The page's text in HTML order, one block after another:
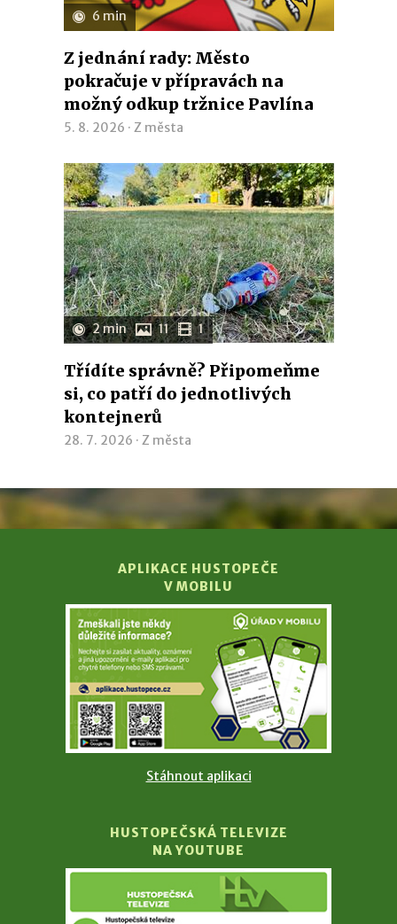
6 min
Z jednání rady: Město
pokračuje v přípravách na
možný odkup tržnice Pavlína
5. 8. 2026 · Z města
2 min 11 1
Třídíte správně? Připomeňme
si, co patří do jednotlivých
kontejnerů
28. 7. 2026 · Z města
APLIKACE HUSTOPEČE
V MOBILU
Stáhnout aplikaci
HUSTOPEČSKÁ TELEVIZE
NA YOUTUBE